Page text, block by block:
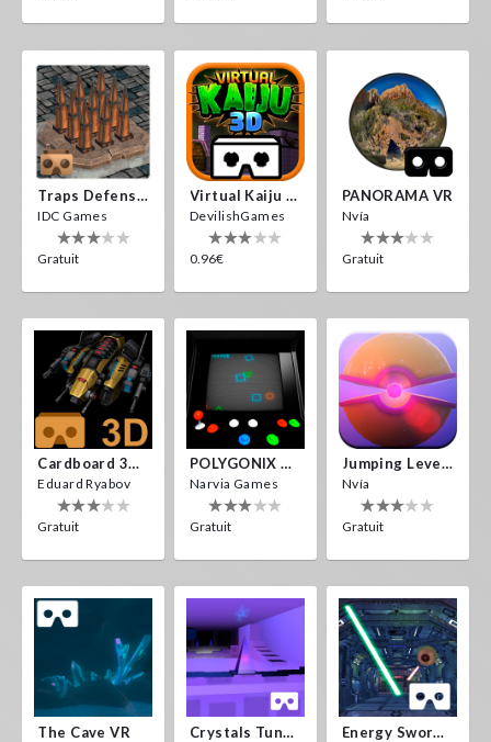
Traps Defense VR
IDC Games
Gratuit
Virtual Kaiju 3D
DevilishGames
0.96€
PANORAMA VR
Nvía
Gratuit
Cardboard 3D VR Space FPS Game
Eduard Ryabov
Gratuit
POLYGONIX VR
Narvia Games
Gratuit
Jumping Levels
Nvía
Gratuit
The Cave VR Crystals Tunnel VR Energy Sword VR